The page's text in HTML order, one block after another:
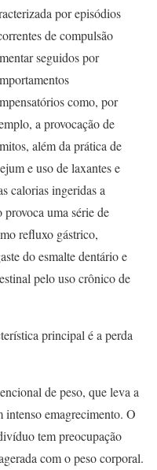
por episódios
de compulsão
seguidos por
como, por
a provocação de
além da prática de
e uso de laxantes e
calorias ingeridas a
uma série de
refluxo gástrico,
do esmalte dentário e
pelo uso crônico de
principal é a perda
de peso, que leva a
intenso emagrecimento. O
tem preocupação
com o peso corporal.